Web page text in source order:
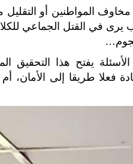
مخاوف المواطنين أو
في القتل الجماعي
يفتح هذا التحقيق
فعلا طريقا إلى